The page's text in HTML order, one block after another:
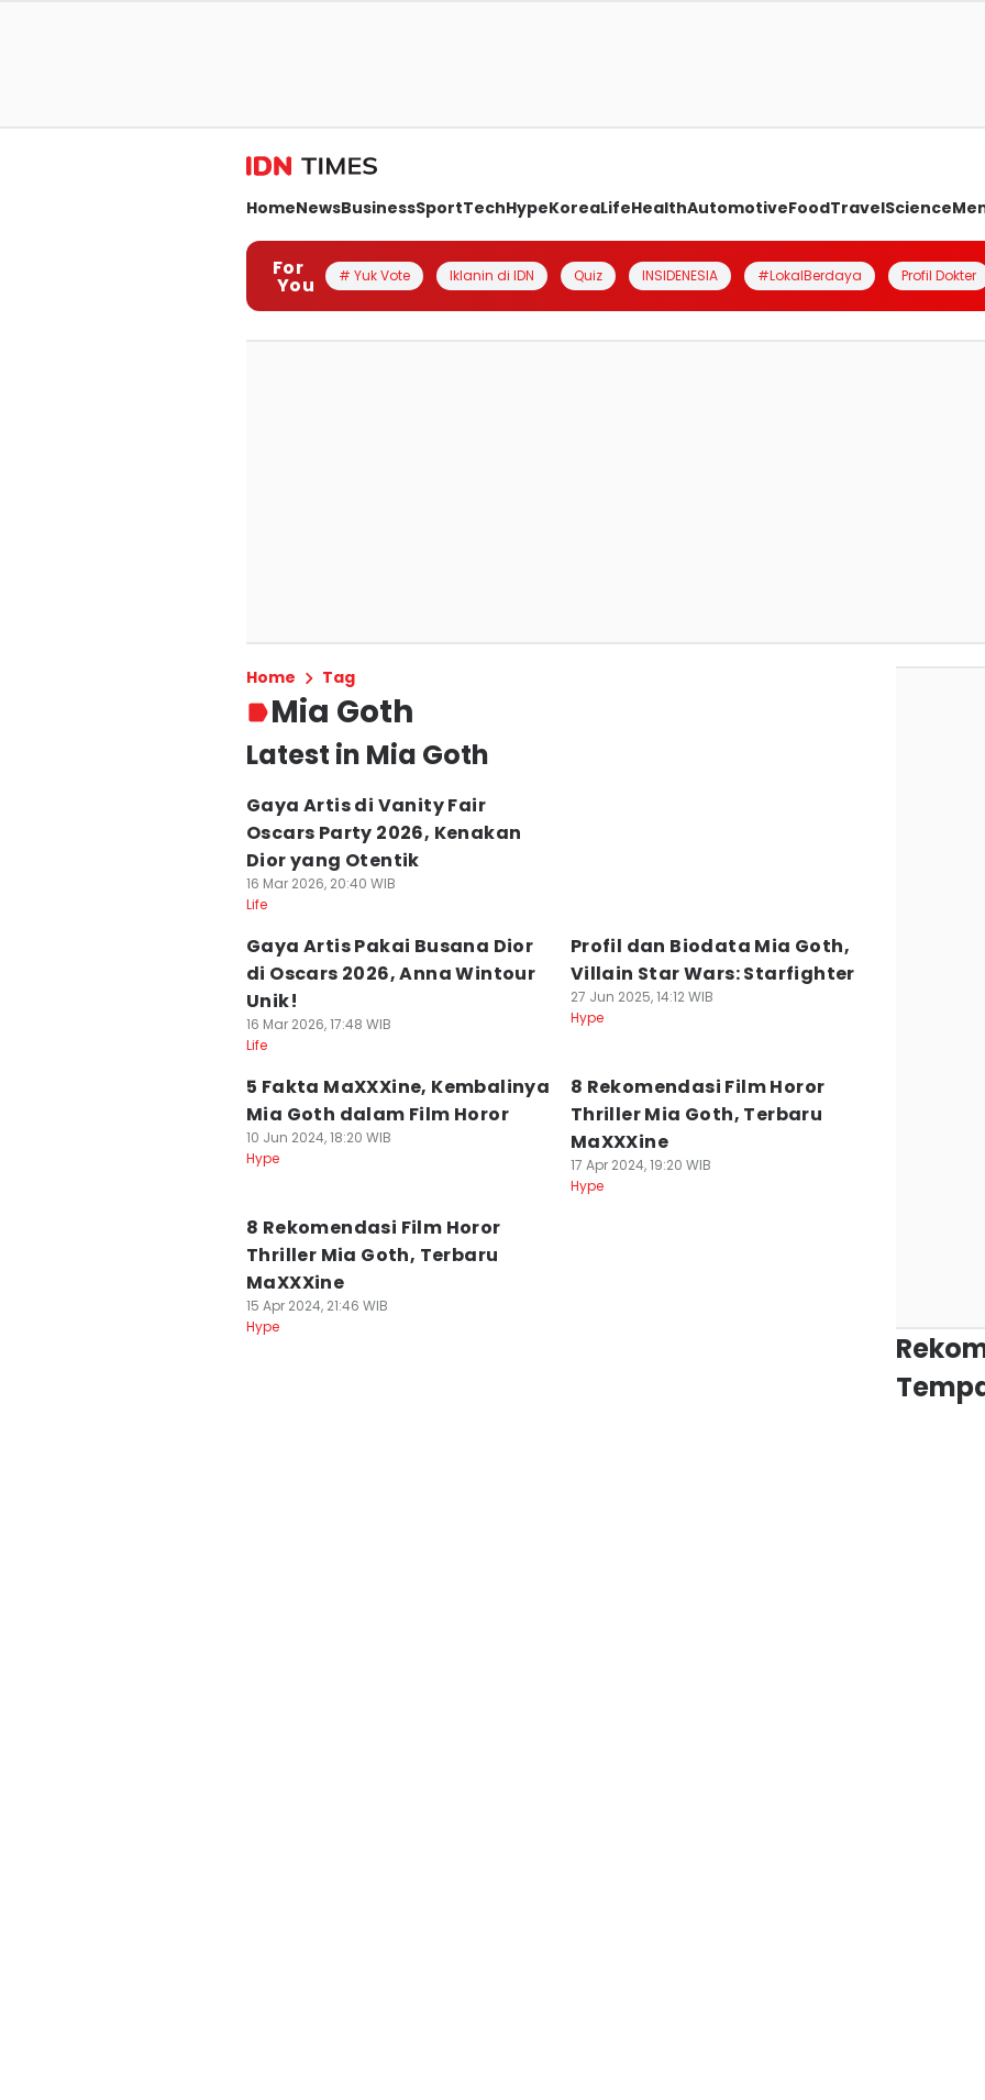
HomeNewsBusinessSportTechHypeKoreaLifeHealthAutomotiveFoodTravelScience
For
You # Yuk Vote Iklanin di IDN Quiz INSIDENESIA #LokalBerdaya Profil Dokter
Home Tag
Mia Goth
Latest in Mia Goth
Gaya Artis di Vanity Fair
Oscars Party 2026, Kenakan
Dior yang Otentik
16 Mar 2026, 20:40 WIB
Life
Gaya Artis Pakai Busana Dior
di Oscars 2026, Anna Wintour
Unik!
16 Mar 2026, 17:48 WIB
Life
Profil dan Biodata Mia Goth,
Villain Star Wars: Starfighter
27 Jun 2025, 14:12 WIB
Hype
5 Fakta MaXXXine, Kembalinya
Mia Goth dalam Film Horor
10 Jun 2024, 18:20 WIB
Hype
8 Rekomendasi Film Horor
Thriller Mia Goth, Terbaru
MaXXXine
17 Apr 2024, 19:20 WIB
Hype
8 Rekomendasi Film Horor
Thriller Mia Goth, Terbaru
MaXXXine
15 Apr 2024, 21:46 WIB
Hype